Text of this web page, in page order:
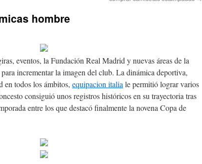
hombre
eventos, la Fundación Real Madrid y nuevas áreas de la
incrementar la imagen del club. La dinámica deportiva,
en todos los ámbitos, equipacion italia le permitió lograr varios
consiguió unos registros históricos en su trayectoria tras
entre los que destacó finalmente la novena Copa de